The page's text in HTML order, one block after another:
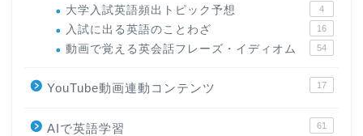
大学入試英語頻出トピック予想 4
入試に出る英語のことわざ 16
動画で覚える英会話フレーズ・イディオム 54
YouTube動画連動コンテンツ 17
AIで英語学習 61